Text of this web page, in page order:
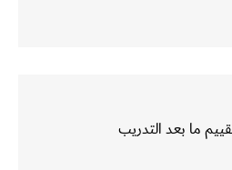
ما بعد التدريب